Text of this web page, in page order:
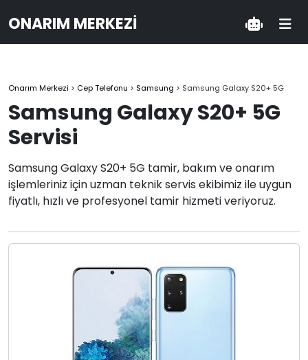
ONARIM MERKEZI
Onarım Merkezi > Cep Telefonu > Samsung > Samsung Galaxy S20+ 5G
Samsung Galaxy S20+ 5G
Servisi
Samsung Galaxy S20+ 5G tamir, bakım ve onarım
işlemleriniz için uzman teknik servis ekibimiz ile uygun
fiyatlı, hızlı ve profesyonel tamir hizmeti veriyoruz.